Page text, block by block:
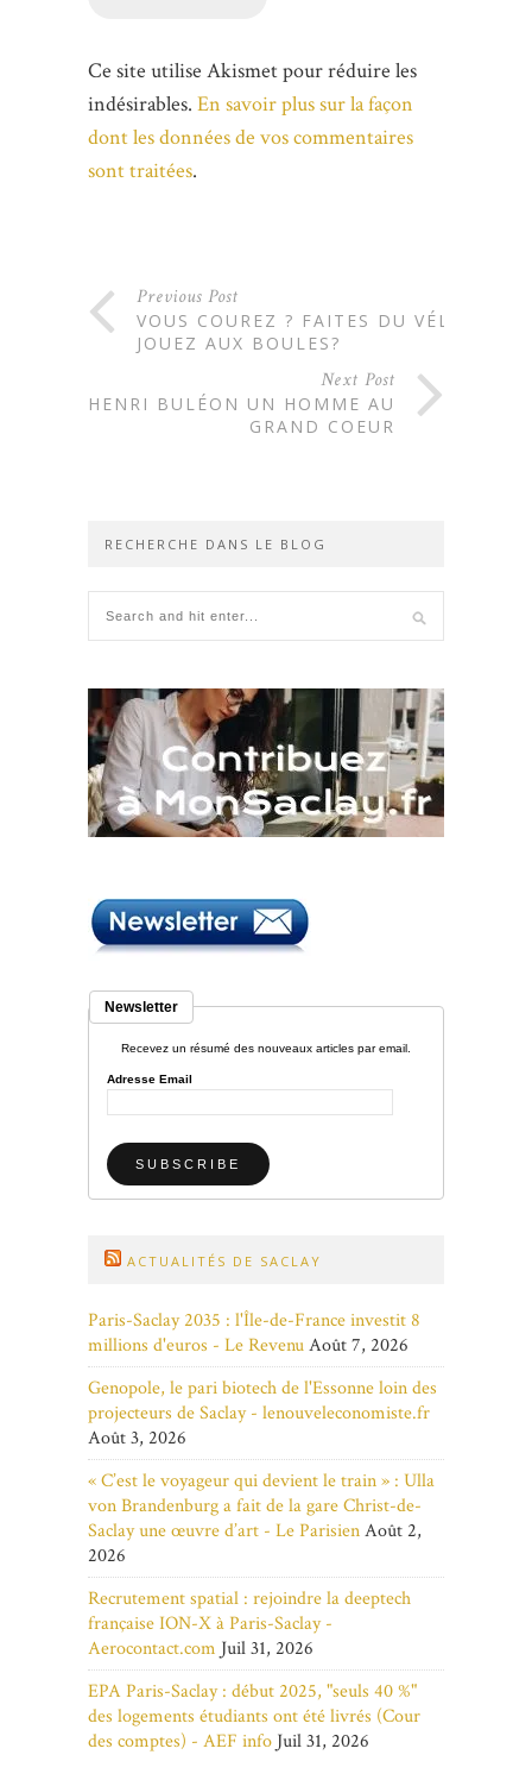
Ce site utilise Akismet pour réduire les
indésirables. En savoir plus sur la façon
dont les données de vos commentaires
sont traitées.
Previous Post
VOUS COUREZ ? FAITES DU VÉLO,
JOUEZ AUX BOULES?
Next Post
HENRI BULÉON UN HOMME AU
GRAND COEUR
RECHERCHE DANS LE BLOG
Newsletter
Recevez un résumé des nouveaux articles par email.
Adresse Email
ACTUALITÉS DE SACLAY
Paris-Saclay 2035 : l'Île-de-France investit 8
millions d'euros - Le RevenuAoût 7, 2026
Genopole, le pari biotech de l'Essonne loin des
projecteurs de Saclay - lenouveleconomiste.fr
Août 3, 2026
« C’est le voyageur qui devient le train » : Ulla
von Brandenburg a fait de la gare Christ-de-
Saclay une œuvre d’art - Le ParisienAoût 2,
2026
Recrutement spatial : rejoindre la deeptech
française ION-X à Paris-Saclay -
Aerocontact.com Juil 31, 2026
EPA Paris-Saclay : début 2025, "seuls 40 %"
des logements étudiants ont été livrés (Cour
des comptes) - AEF info Juil 31, 2026